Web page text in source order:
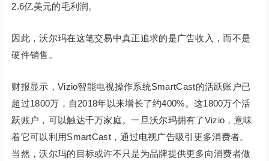
2.6亿美元的毛利润。
因此，沃尔玛在这笔交易中真正追求的是广告收入，而不是
硬件销售。
财报显示，Vizio智能电视操作系统SmartCast的活跃账户已
超过1800万，自2018年以来增长了约400%。这1800万个活
跃账户，可以触达千万家庭。一旦沃尔玛拥有了Vizio，意味
着它可以利用SmartCast，通过电视广告吸引更多消费者。
当然，沃尔玛的目标或许不只是为品牌提供更多向消费者做